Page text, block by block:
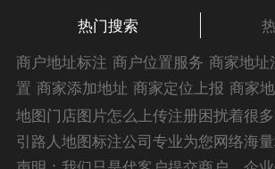
热门搜索
商户地址标注 商户位置服务 商家地址
置 商家添加地址 商家定位上报 商家
址注册 商户位置标注 商户添加位置
家添加位置 商户位置入驻 位置添加店
册 商户位置标注服务 公司添加位置
地图门店图片怎么上传注册困扰着很
引路人地图标注公司专业为您网络海